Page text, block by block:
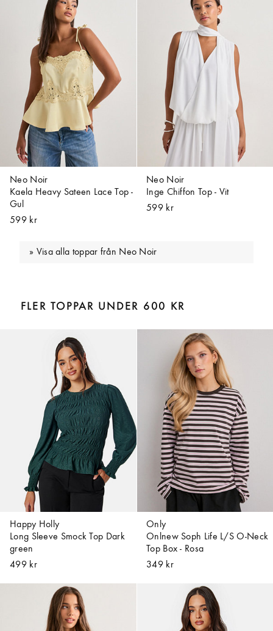
Neo Noir
Kaela Heavy Sateen Lace Top -
Gul
599 kr
Neo Noir
Inge Chiffon Top - Vit
599 kr
Visa alla toppar från Neo Noir
FLER TOPPAR UNDER 600 KR
Happy Holly
Long Sleeve Smock Top Dark
green
499 kr
Only
Onlnew Soph Life L/S O-Neck
Top Box - Rosa
349 kr